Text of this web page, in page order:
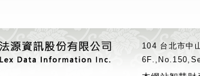
104 台北市中